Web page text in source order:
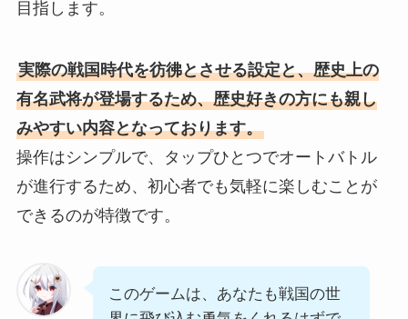
目指します。
実際の戦国時代を彷彿とさせる設定と、歴史上の
有名武将が登場するため、歴史好きの方にも親し
みやすい内容となっております。
操作はシンプルで、タップひとつでオートバトル
が進行するため、初心者でも気軽に楽しむことが
できるのが特徴です。
このゲームは、あなたも戦国の世